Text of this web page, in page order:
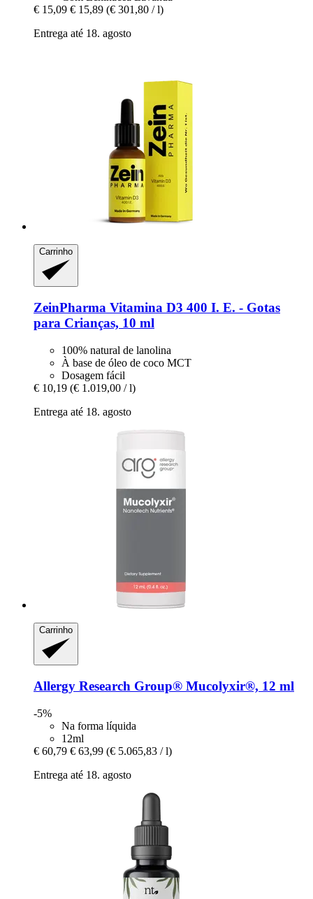
€ 15,09 € 15,89 (€ 301,80 / l)
Entrega até 18. agosto
Carrinho
ZeinPharma Vitamina D3 400 I. E. -​ Gotas
para Crianças, 10 ml
100% natural de lanolina
À base de óleo de coco MCT
Dosagem fácil
€ 10,19 (€ 1.019,00 / l)
Entrega até 18. agosto
Carrinho
Allergy Research Group® Mucolyxir®, 12 ml
-5%
Na forma líquida
12ml
€ 60,79 € 63,99 (€ 5.065,83 / l)
Entrega até 18. agosto